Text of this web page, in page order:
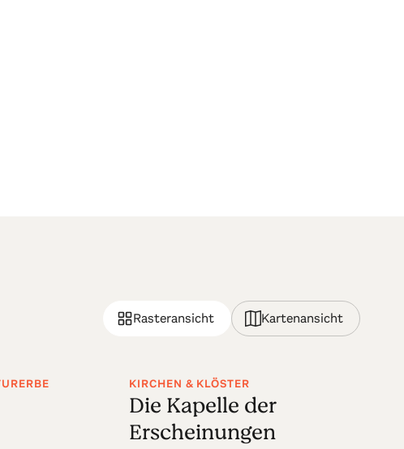
Rasteransicht Kartenansicht
KIRCHEN & KLÖSTER
Die Kapelle der
Erscheinungen